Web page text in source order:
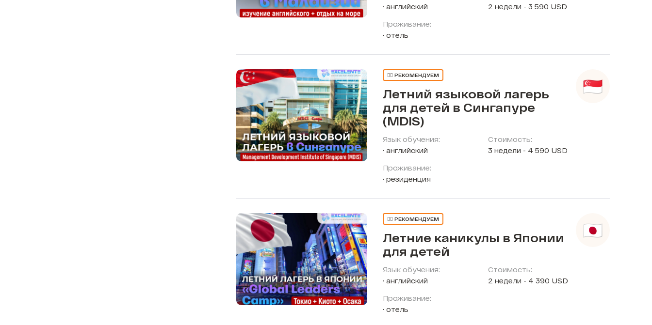
английский
Проживание:
отель
2 недели - 3 590 USD
👍🏼 РЕКОМЕНДУЕМ
Летний языковой лагерь
для детей в Сингапуре
(MDIS)
Язык обучения:
английский
Проживание:
резиденция
Стоимость:
3 недели - 4 590 USD
👍🏼 РЕКОМЕНДУЕМ
Летние каникулы в Японии
для детей
Язык обучения:
английский
Проживание:
отель
Стоимость:
2 недели - 4 390 USD